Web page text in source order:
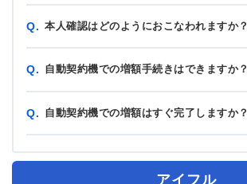
Q. 本人確認はどのようにおこなわれますか？
Q. 自動契約機での増額手続きはできますか？
Q. 自動契約機での増額はすぐ完了しますか？
アイフル